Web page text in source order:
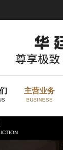
主营业务
BUSINESS